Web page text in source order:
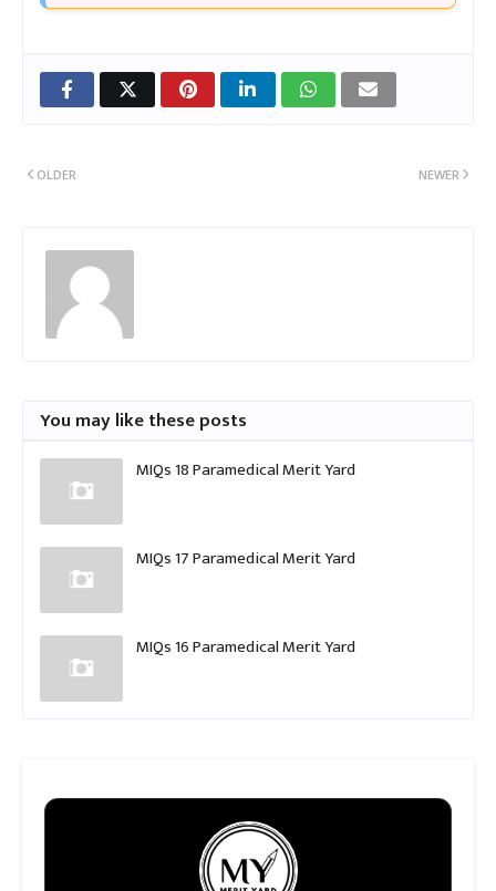
NEWER
OLDER
You may like these posts
MIQs 18 Paramedical Merit Yard
MIQs 17 Paramedical Merit Yard
MIQs 16 Paramedical Merit Yard